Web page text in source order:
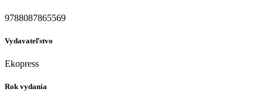
9788087865569
Vydavateľstvo
Ekopress
Rok vydania